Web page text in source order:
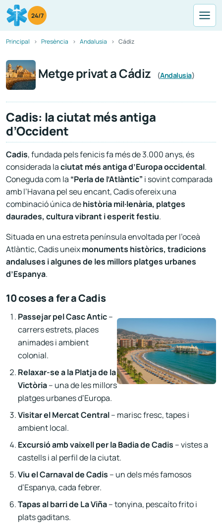
24/7
Principal Presència Andalusia Cádiz
Metge privat a Cádiz (Andalusia)
Cadis: la ciutat més antiga
d’Occident
Cadis, fundada pels fenicis fa més de 3.000 anys, és
considerada laciutat més antiga d’Europa occidental.
Coneguda com la “Perla de l’Atlàntic” i sovint comparada
amb l’Havana pel seu encant, Cadis ofereix una
combinació única dehistòria mil·lenària, platges
daurades, cultura vibrant i esperit festiu.
Situada en una estreta península envoltada per l’oceà
Atlàntic, Cadis uneixmonuments històrics, tradicions
andaluses i algunes de les millors platges urbanes
d’Espanya.
10 coses a fer a Cadis
Passejar pel Casc Antic–
carrers estrets, places
animades i ambient
colonial.
Relaxar-se a la Platja de la
Victòria– una de les millors
platges urbanes d’Europa.
Visitar el Mercat Central– marisc fresc, tapes i
ambient local.
Excursió amb vaixell per la Badia de Cadis – vistes a
castells i al perfil de la ciutat.
Viu el Carnaval de Cadis – un dels més famosos
d’Espanya, cada febrer.
Tapas al barri de La Viña– tonyina, pescaíto frito i
plats gaditans.